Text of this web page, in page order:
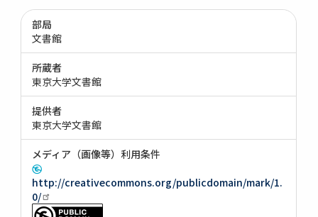
部局
文書館
所蔵者
東京大学文書館
提供者
東京大学文書館
メディア（画像等）利用条件
http://creativecommons.org/publicdomain/mark/1.
0/